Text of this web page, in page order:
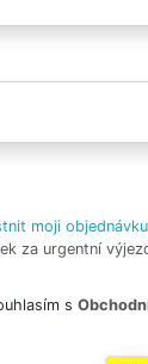
moji
za urgentní
s